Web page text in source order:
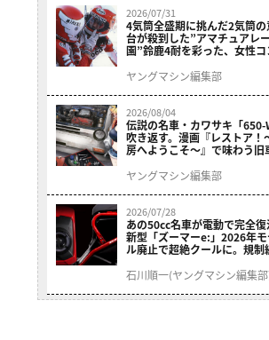
2026/07/31
4気筒全盛期に挑んだ2気筒
台が殺到した”アマチュアレ
園”鈴鹿4耐を彩った、女性コ
ヤングマシン編集部
2026/08/04
伝説の名車・カワサキ「650-
吹き返す。漫画『レストア！
房へようこそ～』で味わう旧
ヤングマシン編集部
2026/07/28
あの50cc名車が電動で完全
新型「ズーマーe:」2026年
ル廃止で超絶クールに。規制
石川順一(ヤングマシン編集